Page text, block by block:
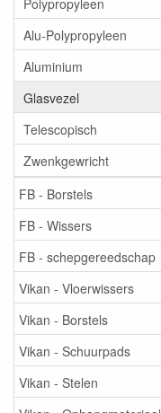
Alu-Polypropyleen
Aluminium
Glasvezel
Telescopisch
Zwenkgewricht
FB - Borstels
FB - Wissers
FB - schepgereedschap
Vikan - Vloerwissers
Vikan - Borstels
Vikan - Schuurpads
Vikan - Stelen